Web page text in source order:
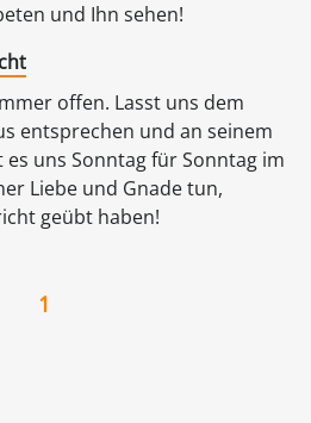
und Ihn sehen!
offen. Lasst uns dem
entsprechen und an seinem
uns Sonntag für Sonntag im
Liebe und Gnade tun,
geübt haben!
1